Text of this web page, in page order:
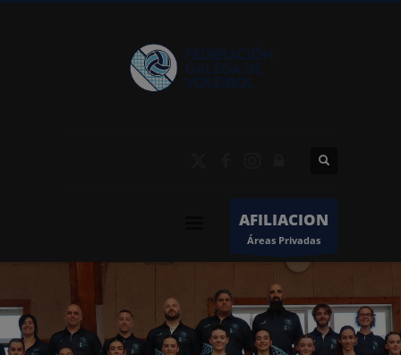
AFILIACION
Áreas Privadas